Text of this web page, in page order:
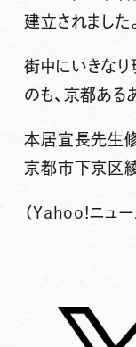
建立されました。
街中にいきなり
のも、京都ある
本居宣長先生
京都市下京区
（Yahoo!ニュ